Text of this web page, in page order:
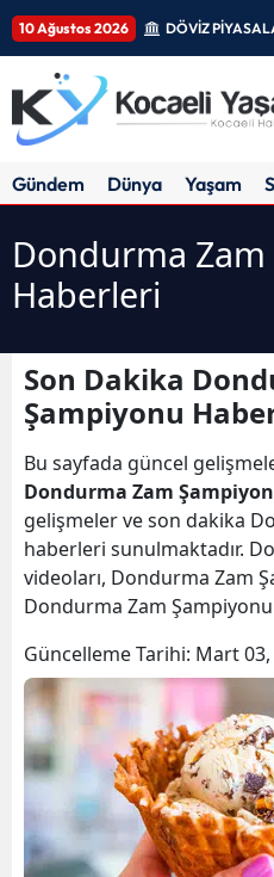
10 Ağustos 2026 DÖVİZ
Gündem Dünya Yaşam
Dondurma
Haberleri
Son Dakika
Şampiyonu
Bu sayfada güncel
Dondurma Zam
gelişmeler ve son dakika
haberleri sunulmaktadır.
videoları, Dondurma Zam
Dondurma Zam
Güncelleme Tarihi: Mart 03,